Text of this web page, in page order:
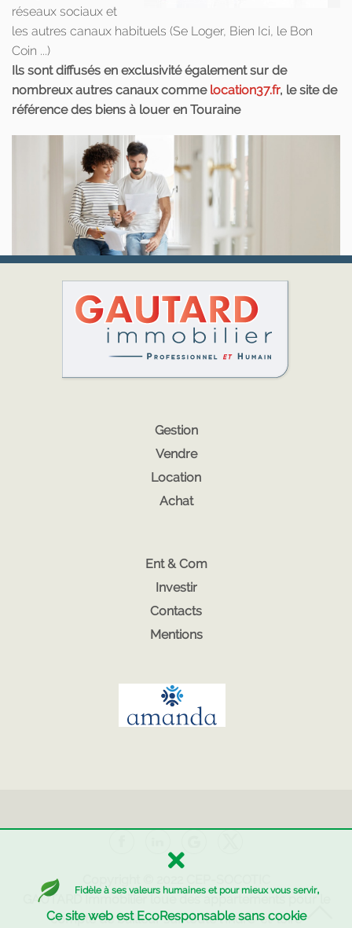
réseaux sociaux et
les autres canaux habituels (Se Loger, Bien Ici, le Bon
Coin ...)
Ils sont diffusés en exclusivité également sur de
nombreux autres canaux comme location37.fr, le site de
référence des biens à louer en Touraine
Fidèle à ses valeurs humaines et pour mieux vous servir,
Ce site web est EcoResponsable sans cookie
Gestion
Vendre
Location
Achat
Ent & Com
Investir
Contacts
Mentions
GAUTARD Immobilier
loue des appartements pour le
compte de bailleur sur toute l'Indre-et-loire